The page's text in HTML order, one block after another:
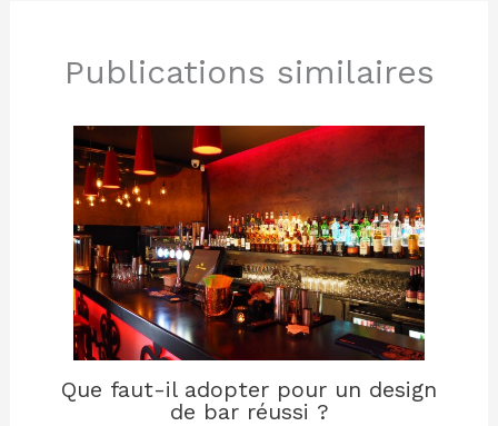
Publications similaires
Que faut-il adopter pour un design
de bar réussi ?